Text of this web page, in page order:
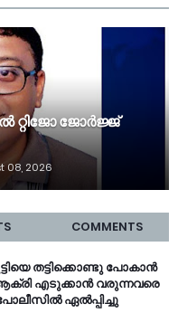
ജോർജ്ജ്
08, 2026
COMMENTS
തട്ടിക്കൊണ്ടു പോകാൻ
എടുക്കാൻ വരുന്നവരെ
പോലീസിൽ ഏൽപ്പിച്ചു